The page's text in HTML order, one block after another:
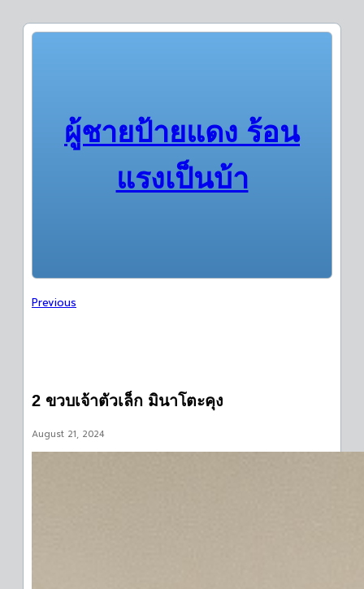
ผู้ชายป้ายแดง ร้อน
แรงเป็นบ้า
Previous
2 ขวบเจ้าตัวเล็ก มินาโตะคุง
August 21, 2024